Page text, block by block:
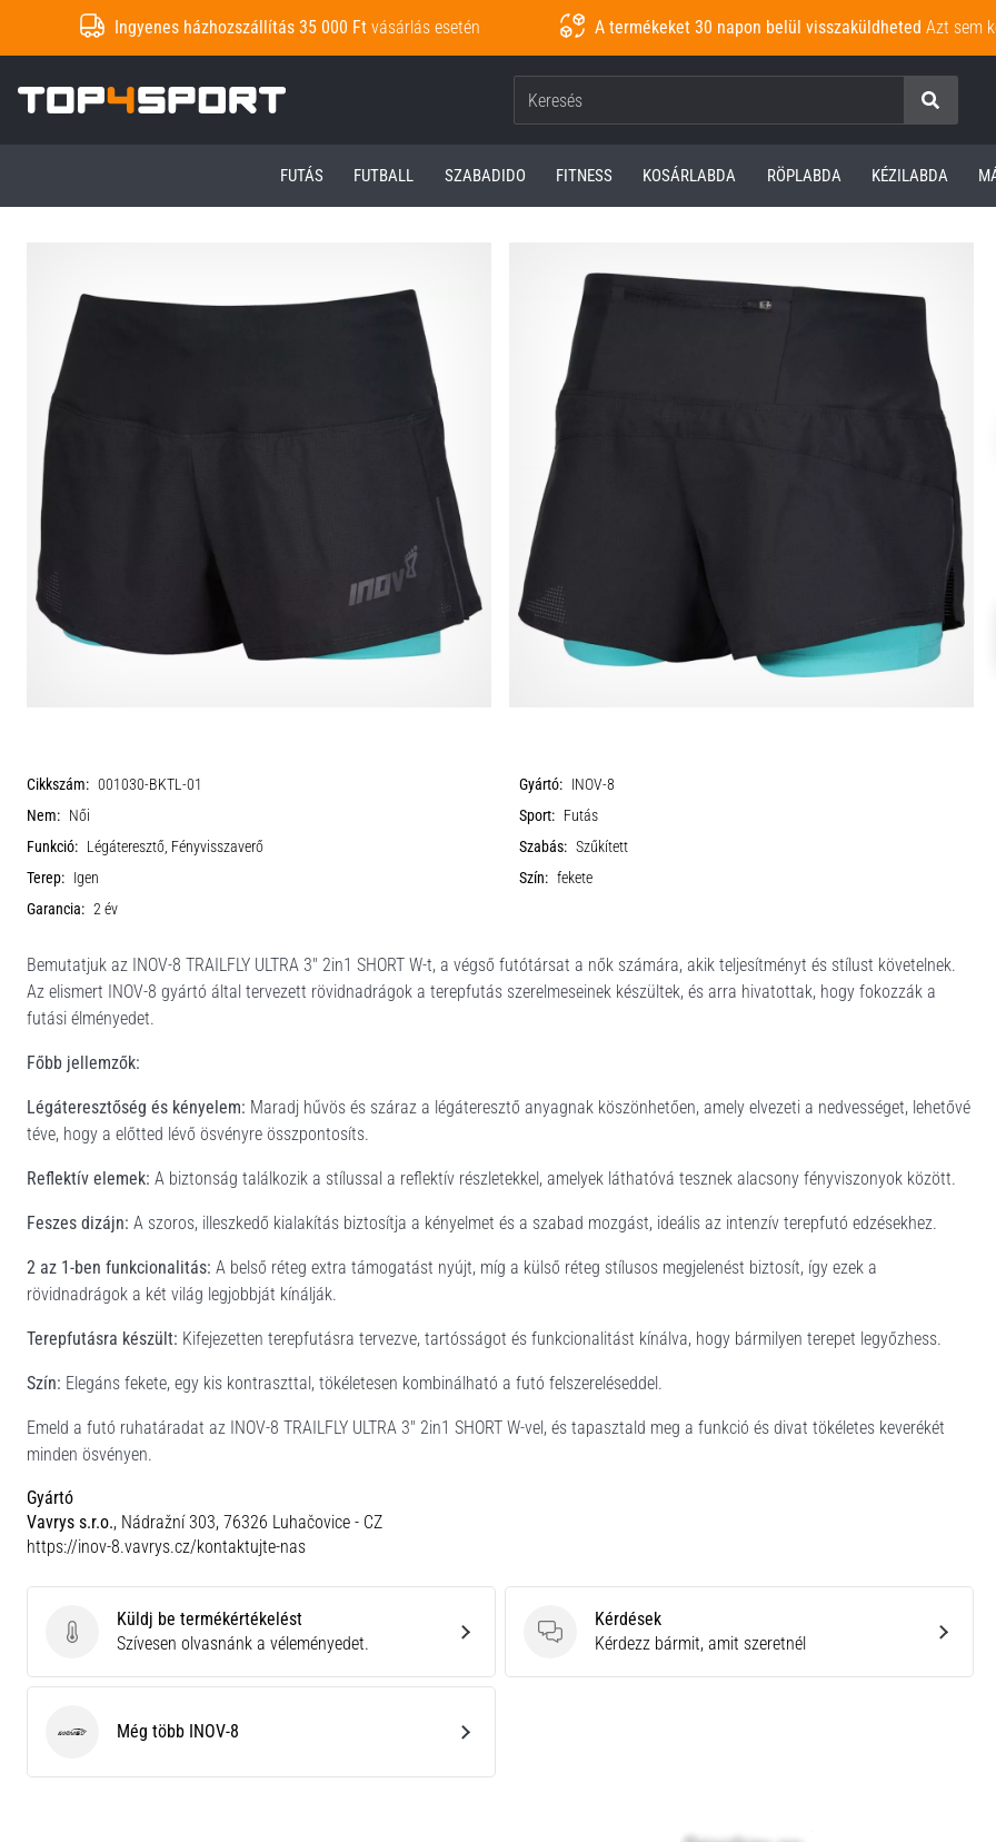
Ingyenes házhozszállítás 35 000 Ft vásárlás esetén A termékeket 30 napon belül visszaküldheted Azt sem
Top4Sport.hu
Keresés
FUTÁS FUTBALL SZABADIDO FITNESS KOSÁRLABDA RÖPLABDA KÉZILABDA
Cikkszám: 001030-BKTL-01 Gyártó: INOV-8
Nem: Női Sport: Futás
Funkció: Légáteresztő, Fényvisszaverő Szabás: Szűkített
Terep: Igen Szín: fekete
Garancia: 2 év
Bemutatjuk az INOV-8 TRAILFLY ULTRA 3" 2in1 SHORT W-t, a végső futótársat a nők számára, akik teljesítményt és stílust követelnek.
Az elismert INOV-8 gyártó által tervezett rövidnadrágok a terepfutás szerelmeseinek készültek, és arra hivatottak, hogy fokozzák a
futási élményedet.
Főbb jellemzők:
Légáteresztőség és kényelem: Maradj hűvös és száraz a légáteresztő anyagnak köszönhetően, amely elvezeti a nedvességet, lehetővé
téve, hogy a előtted lévő ösvényre összpontosíts.
Reflektív elemek: A biztonság találkozik a stílussal a reflektív részletekkel, amelyek láthatóvá tesznek alacsony fényviszonyok között.
Feszes dizájn: A szoros, illeszkedő kialakítás biztosítja a kényelmet és a szabad mozgást, ideális az intenzív terepfutó edzésekhez.
2 az 1-ben funkcionalitás: A belső réteg extra támogatást nyújt, míg a külső réteg stílusos megjelenést biztosít, így ezek a
rövidnadrágok a két világ legjobbját kínálják.
Terepfutásra készült: Kifejezetten terepfutásra tervezve, tartósságot és funkcionalitást kínálva, hogy bármilyen terepet legyőzhess.
Szín: Elegáns fekete, egy kis kontraszttal, tökéletesen kombinálható a futó felszereléseddel.
Emeld a futó ruhatáradat az INOV-8 TRAILFLY ULTRA 3" 2in1 SHORT W-vel, és tapasztald meg a funkció és divat tökéletes keverékét
minden ösvényen.
Gyártó
Vavrys s.r.o., Nádražní 303, 76326 Luhačovice - CZ
https://inov-8.vavrys.cz/kontaktujte-nas
Küldj be termékértékelést
Küldj be termékértékelést
Szívesen olvasnánk a véleményedet.
Kérdések
Kérdések
Kérdezz bármit, amit szeretnél
INOV-8Még több INOV-8